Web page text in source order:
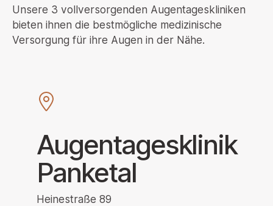
Unsere 3 vollversorgenden Augentageskliniken
bieten ihnen die bestmögliche medizinische
Versorgung für ihre Augen in der Nähe.
Augentagesklinik
Panketal
Heinestraße 89